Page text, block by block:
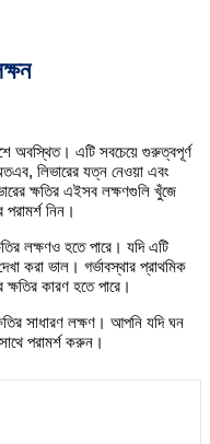
অবস্থিত। এটি সবচেয়ে গুরুত্বপূর্ণ
লিভারের যত্ন নেওয়া এবং
ক্ষতির এইসব লক্ষণগুলি খুঁজে
নিন।
লক্ষণও হতে পারে। যদি এটি
করা ভাল। গর্ভাবস্থার প্রাথমিক
ক্ষতির কারণ হতে পারে।
সাধারণ লক্ষণ। আপনি যদি ঘন
পরামর্শ করুন।